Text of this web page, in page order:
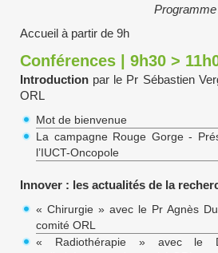
Programme
Accueil à partir de 9h
Conférences | 9h30 >
Introduction par le Pr Sébastien
ORL
Mot de bienvenue
La campagne Rouge Gorge -
l’IUCT-Oncopole
Innover : les actualités de la
« Chirurgie » avec le Pr Agnès
comité ORL
« Radiothérapie » avec le